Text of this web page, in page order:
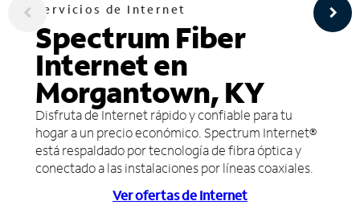
Servicios de Internet
Spectrum Fiber
Internet en
Morgantown, KY
Disfruta de Internet rápido y confiable para tu
hogar a un precio económico. Spectrum Internet®
está respaldado por tecnología de fibra óptica y
conectado a las instalaciones por líneas coaxiales.
Ver ofertas de Internet